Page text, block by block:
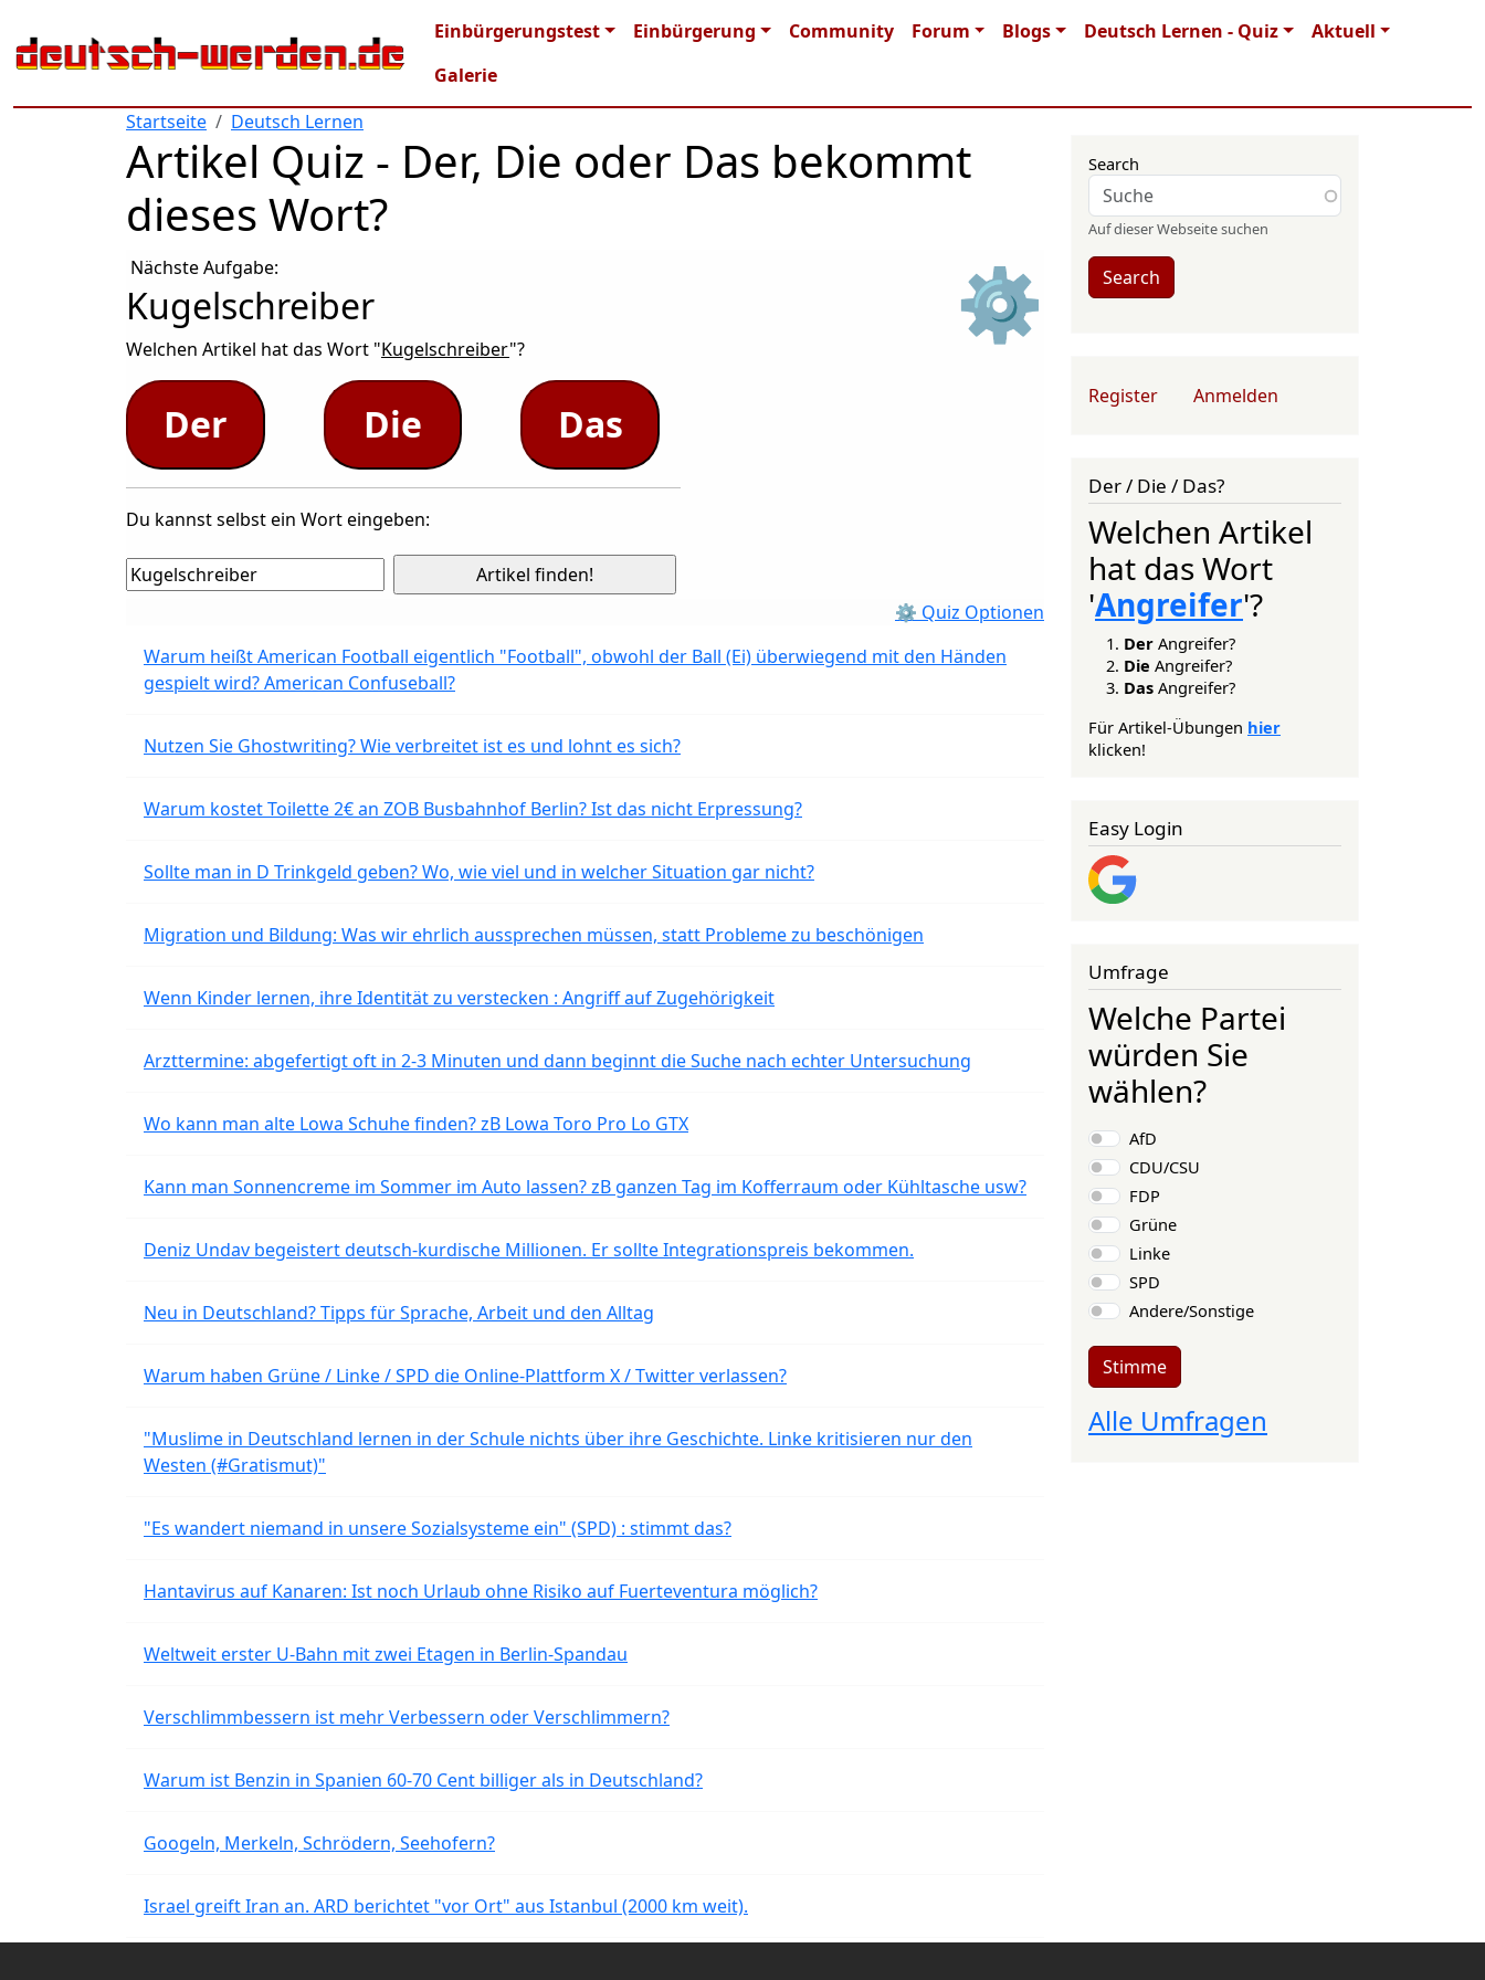
Main navigation
Einbürgerungstest Einbürgerung Community Forum Blogs Deutsch Lernen - Quiz
Aktuell
Galerie
Startseite
Deutsch Lernen
Artikel Quiz - Der, Die oder Das bekommt
dieses Wort?
⚙
Nächste Aufgabe:
Kugelschreiber
Welchen Artikel hat das Wort "Kugelschreiber"?
Der Die Das
Du kannst selbst ein Wort eingeben:
⚙ Quiz Optionen
Warum heißt American Football eigentlich "Football", obwohl der Ball (Ei) überwiegend mit den Händen
gespielt wird? American Confuseball?
Nutzen Sie Ghostwriting? Wie verbreitet ist es und lohnt es sich?
Warum kostet Toilette 2€ an ZOB Busbahnhof Berlin? Ist das nicht Erpressung?
Sollte man in D Trinkgeld geben? Wo, wie viel und in welcher Situation gar nicht?
Migration und Bildung: Was wir ehrlich aussprechen müssen, statt Probleme zu beschönigen
Wenn Kinder lernen, ihre Identität zu verstecken : Angriff auf Zugehörigkeit
Arzttermine: abgefertigt oft in 2-3 Minuten und dann beginnt die Suche nach echter Untersuchung
Wo kann man alte Lowa Schuhe finden? zB Lowa Toro Pro Lo GTX
Kann man Sonnencreme im Sommer im Auto lassen? zB ganzen Tag im Kofferraum oder Kühltasche usw?
Deniz Undav begeistert deutsch-kurdische Millionen. Er sollte Integrationspreis bekommen.
Neu in Deutschland? Tipps für Sprache, Arbeit und den Alltag
Warum haben Grüne / Linke / SPD die Online-Plattform X / Twitter verlassen?
"Muslime in Deutschland lernen in der Schule nichts über ihre Geschichte. Linke kritisieren nur den
Westen (#Gratismut)"
"Es wandert niemand in unsere Sozialsysteme ein" (SPD) : stimmt das?
Hantavirus auf Kanaren: Ist noch Urlaub ohne Risiko auf Fuerteventura möglich?
Weltweit erster U-Bahn mit zwei Etagen in Berlin-Spandau
Verschlimmbessern ist mehr Verbessern oder Verschlimmern?
Warum ist Benzin in Spanien 60-70 Cent billiger als in Deutschland?
Googeln, Merkeln, Schrödern, Seehofern?
Israel greift Iran an. ARD berichtet "vor Ort" aus Istanbul (2000 km weit).
Search
Auf dieser Webseite suchen
Search
User account menu
Register Anmelden
Der / Die / Das?
Welchen Artikel
hat das Wort
'Angreifer'?
Der Angreifer?
Die Angreifer?
Das Angreifer?
Für Artikel-Übungen hier
klicken!
Easy Login
Umfrage
Welche Partei
würden Sie
wählen?
Auswahlmöglichkeiten
AfD
CDU/CSU
FDP
Grüne
Linke
SPD
Andere/Sonstige
Stimme
Alle Umfragen